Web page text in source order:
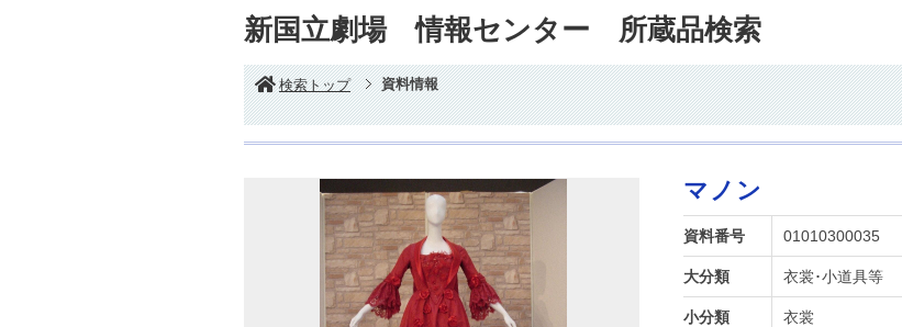
新国立劇場 情報センター 所蔵品検索
検索トップ 資料情報
マノン
資料番号 01010300035
大分類 衣裳･小道具等
小分類 衣裳